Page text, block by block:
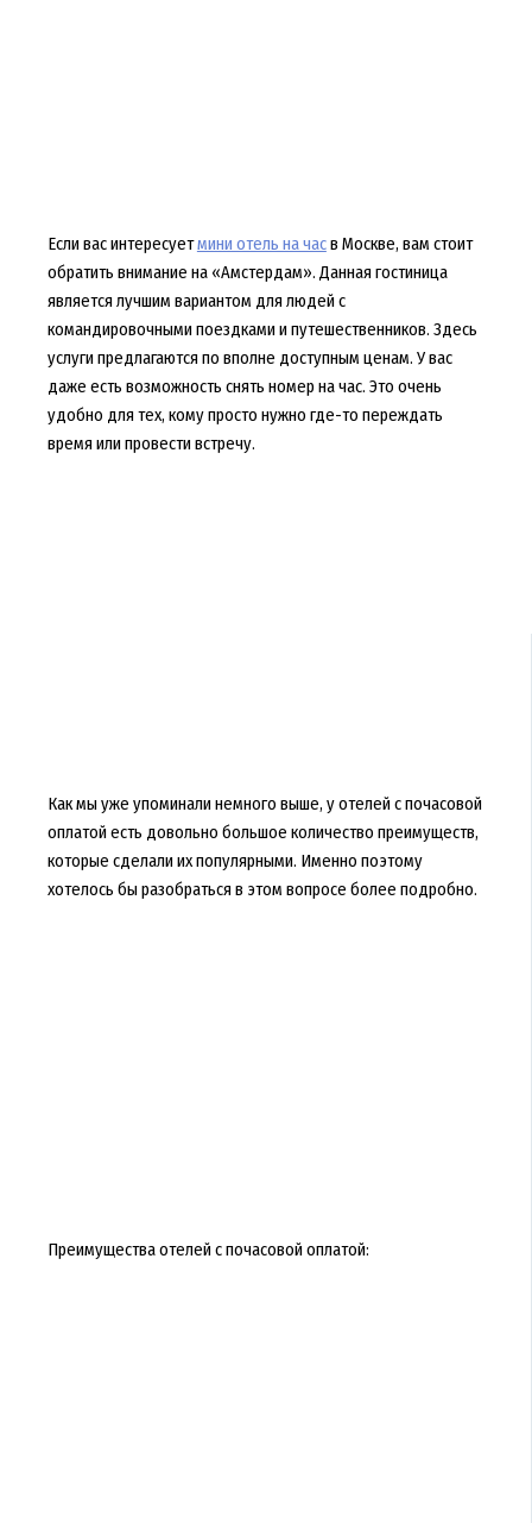
Если вас интересуетмини отель на часв Москве, вам стоит
обратить внимание на «Амстердам». Данная гостиница
является лучшим вариантом для людей с
командировочными поездками и путешественников. Здесь
услуги предлагаются по вполне доступным ценам. У вас
даже есть возможность снять номер на час. Это очень
удобно для тех, кому просто нужно где-то переждать
время или провести встречу.
Как мы уже упоминали немного выше, у отелей с почасовой
оплатой есть довольно большое количество преимуществ,
которые сделали их популярными. Именно поэтому
хотелось бы разобраться в этом вопросе более подробно.
Преимущества отелей с почасовой оплатой: